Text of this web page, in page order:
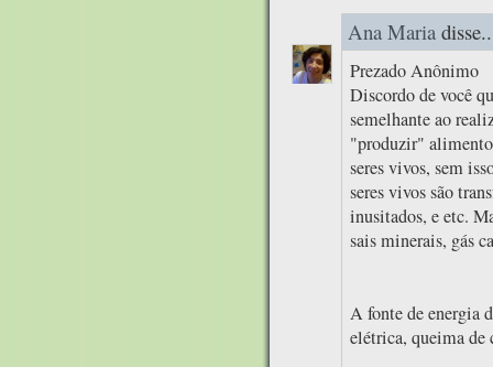
Ana Maria
Prezado Anônimo
Discordo de você
semelhante ao
"produzir"
seres vivos, sem
seres vivos são
inusitados, e etc.
sais minerais, gás
A fonte de energia
elétrica, queima de